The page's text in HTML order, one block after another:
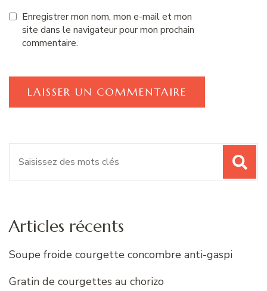
Enregistrer mon nom, mon e-mail et mon
site dans le navigateur pour mon prochain
commentaire.
Articles récents
Soupe froide courgette concombre anti-gaspi
Gratin de courgettes au chorizo